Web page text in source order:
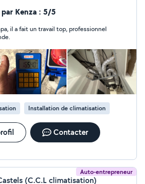
dépannage, entretien, recherche
réversible, chauffe-eau,
un travail propre, des tarifs justes
clients. N'hésitez pas à me
de votre projet
Kenza : 5/5
il a fait un travail top, professionnel
Installation de climatisation
Contacter
Auto-entrepreneur
(C.C.L climatisation)